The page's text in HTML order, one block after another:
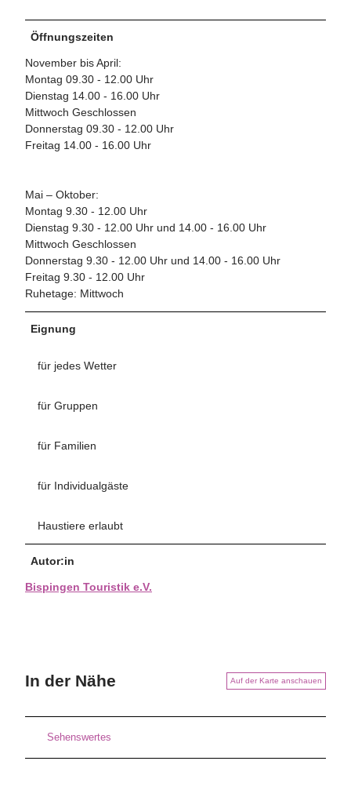
Öffnungszeiten
November bis April:
Montag 09.30 - 12.00 Uhr
Dienstag 14.00 - 16.00 Uhr
Mittwoch Geschlossen
Donnerstag 09.30 - 12.00 Uhr
Freitag 14.00 - 16.00 Uhr
Mai – Oktober:
Montag 9.30 - 12.00 Uhr
Dienstag 9.30 - 12.00 Uhr und 14.00 - 16.00 Uhr
Mittwoch Geschlossen
Donnerstag 9.30 - 12.00 Uhr und 14.00 - 16.00 Uhr
Freitag 9.30 - 12.00 Uhr
Ruhetage: Mittwoch
Eignung
für jedes Wetter
für Gruppen
für Familien
für Individualgäste
Haustiere erlaubt
Autor:in
Bispingen Touristik e.V.
In der Nähe Auf der Karte anschauen
Sehenswertes